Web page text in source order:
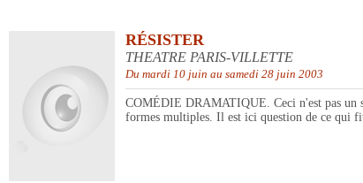
RÉSISTER
THEATRE PARIS-VILLETTE
Du mardi 10 juin au samedi 28 juin 2003
COMÉDIE DRAMATIQUE. Ceci n'est pas un
formes multiples. Il est ici question de ce qui